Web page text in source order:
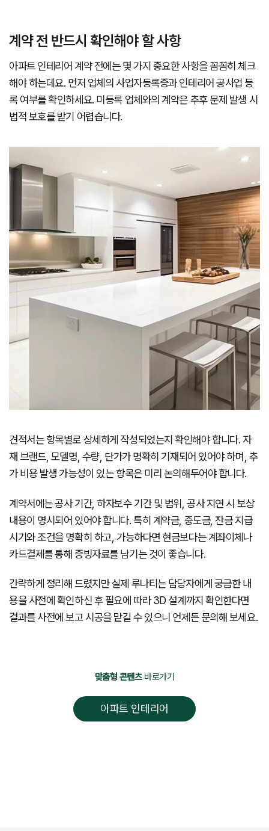
계약 전 반드시 확인해야 할 사항
아파트 인테리어 계약 전에는 몇 가지 중요한 사항을 꼼꼼히 체크
해야 하는데요. 먼저 업체의 사업자등록증과 인테리어 공사업 등
록 여부를 확인하세요. 미등록 업체와의 계약은 추후 문제 발생 시
법적 보호를 받기 어렵습니다.
견적서는 항목별로 상세하게 작성되었는지 확인해야 합니다. 자
재 브랜드, 모델명, 수량, 단가가 명확히 기재되어 있어야 하며, 추
가 비용 발생 가능성이 있는 항목은 미리 논의해두어야 합니다.
계약서에는 공사 기간, 하자보수 기간 및 범위, 공사 지연 시 보상
내용이 명시되어 있어야 합니다. 특히 계약금, 중도금, 잔금 지급
시기와 조건을 명확히 하고, 가능하다면 현금보다는 계좌이체나
카드결제를 통해 증빙자료를 남기는 것이 좋습니다.
간략하게 정리해 드렸지만 실제 루나티는 담당자에게 궁금한 내
용을 사전에 확인하신 후 필요에 따라 3D 설계까지 확인한다면
결과를 사전에 보고 시공을 맡길 수 있으니 언제든 문의해 보세요.
맞춤형 콘텐츠바로가기
아파트 인테리어